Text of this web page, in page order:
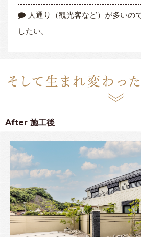
人通り（観光客など）が多いの
したい。
After 施工後